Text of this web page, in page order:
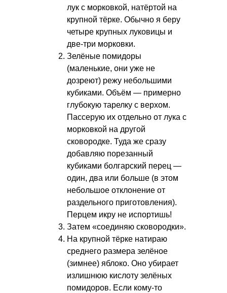
лук с морковкой, натёртой на
крупной тёрке. Обычно я беру
четыре крупных луковицы и
две-три морковки.
Зелёные помидоры
(маленькие, они уже не
дозреют) режу небольшими
кубиками. Объём — примерно
глубокую тарелку с верхом.
Пассерую их отдельно от лука с
морковкой на другой
сковородке. Туда же сразу
добавляю порезанный
кубиками болгарский перец —
один, два или больше (в этом
небольшое отклонение от
раздельного приготовления).
Перцем икру не испортишь!
Затем «соединяю сковородки».
На крупной тёрке натираю
среднего размера зелёное
(зимнее) яблоко. Оно убирает
излишнюю кислоту зелёных
помидоров. Если кому-то